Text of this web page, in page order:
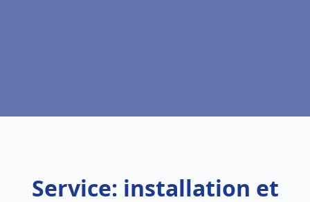
Service: installation et